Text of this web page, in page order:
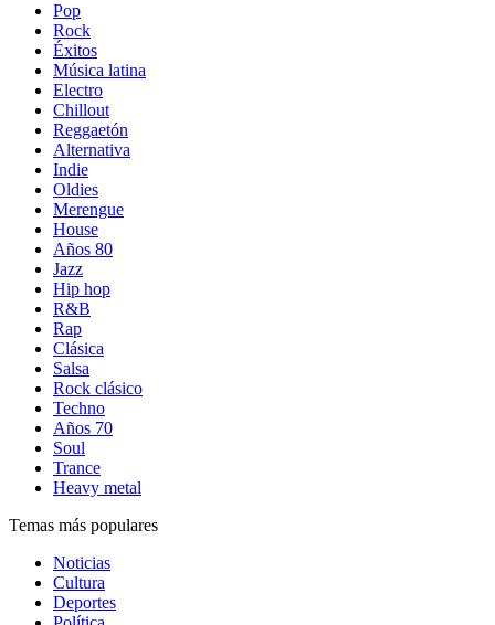
Pop
Rock
Éxitos
Música latina
Electro
Chillout
Reggaetón
Alternativa
Indie
Oldies
Merengue
House
Años 80
Jazz
Hip hop
R&B
Rap
Clásica
Salsa
Rock clásico
Techno
Años 70
Soul
Trance
Heavy metal
Temas más populares
Noticias
Cultura
Deportes